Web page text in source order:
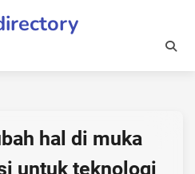
hal di muka
untuk teknologi